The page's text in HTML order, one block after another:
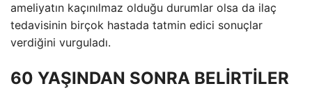
ameliyatın kaçınılmaz olduğu durumlar olsa da ilaç
tedavisinin birçok hastada tatmin edici sonuçlar
verdiğini vurguladı.
60 YAŞINDAN SONRA BELİRTİLER